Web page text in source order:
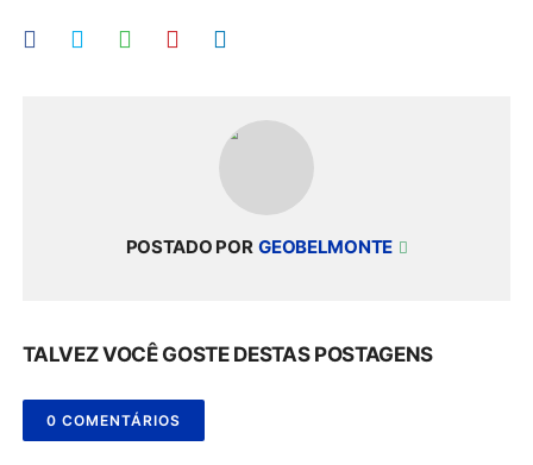
POSTADO POR GEOBELMONTE
TALVEZ VOCÊ GOSTE DESTAS POSTAGENS
0 COMENTÁRIOS